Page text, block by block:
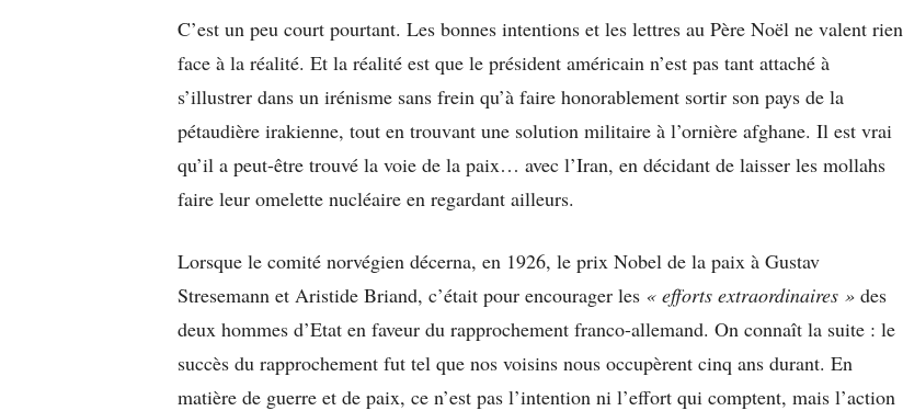
C’est un peu court pourtant. Les bonnes intentions et les lettres au Père Noël ne valent rien
face à la réalité. Et la réalité est que le président américain n’est pas tant attaché à
s’illustrer dans un irénisme sans frein qu’à faire honorablement sortir son pays de la
pétaudière irakienne, tout en trouvant une solution militaire à l’ornière afghane. Il est vrai
qu’il a peut-être trouvé la voie de la paix… avec l’Iran, en décidant de laisser les mollahs
faire leur omelette nucléaire en regardant ailleurs.
Lorsque le comité norvégien décerna, en 1926, le prix Nobel de la paix à Gustav
Stresemann et Aristide Briand, c’était pour encourager les « efforts extraordinaires » des
deux hommes d’Etat en faveur du rapprochement franco-allemand. On connaît la suite : le
succès du rapprochement fut tel que nos voisins nous occupèrent cinq ans durant. En
matière de guerre et de paix, ce n’est pas l’intention ni l’effort qui comptent, mais l’action